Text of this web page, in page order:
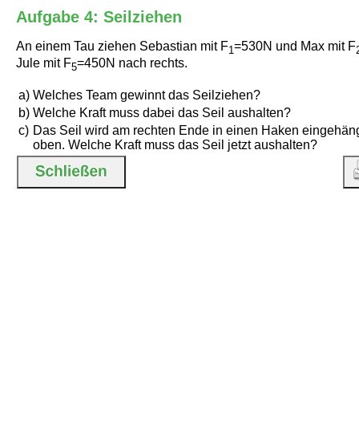
Aufgabe 4: Seilziehen
An einem Tau ziehen Sebastian mit F1=530N und Max mit F
Jule mit F5=450N nach rechts.
a) Welches Team gewinnt das Seilziehen?
b) Welche Kraft muss dabei das Seil aushalten?
c) Das Seil wird am rechten Ende in einen Haken
oben. Welche Kraft muss das Seil jetzt aushalten?